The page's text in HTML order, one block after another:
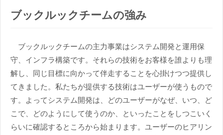
ブックルックチームの強み
ブックルックチームの主力事業はシステム開発と運用保
守、インフラ構築です。それらの技術をお客様を誰よりも理
解し、同じ目標に向かって伴走することを心掛けつつ提供し
てきました。私たちが提供する技術はユーザーが使うもので
す。よってシステム開発は、どのユーザーがなぜ、いつ、ど
こで、どのようにして使うのか、といったことをしつこいく
らいに確認するところから始まります。ユーザーのヒアリン